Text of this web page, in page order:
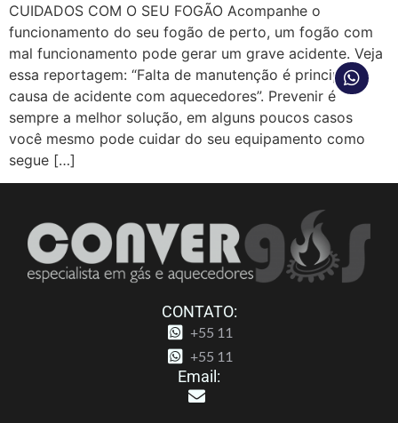
CUIDADOS COM O SEU FOGÃO Acompanhe o
funcionamento do seu fogão de perto, um fogão com
mal funcionamento pode gerar um grave acidente. Veja
essa reportagem: “Falta de manutenção é principal
causa de acidente com aquecedores”. Prevenir é
sempre a melhor solução, em alguns poucos casos
você mesmo pode cuidar do seu equipamento como
segue […]
CONTATO:
+55 11
+55 11
Email: